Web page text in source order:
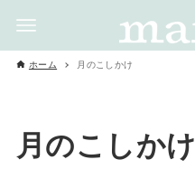
ホーム 月のこしかけ
月のこしかけ